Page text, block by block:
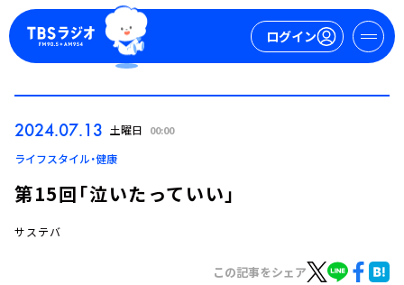
ログイン
ログイン
2024.07.13 土曜日 00:00
ライフスタイル・健康
第15回「泣いたっていい」
サステバ
この記事をシェア